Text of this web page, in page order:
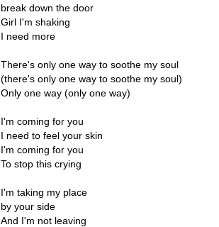
break down the door
Girl I'm shaking
I need more
There's only one way to soothe my soul
(there's only one way to soothe my soul)
Only one way (only one way)
I'm coming for you
I need to feel your skin
I'm coming for you
To stop this crying
I'm taking my place
by your side
And I'm not leaving